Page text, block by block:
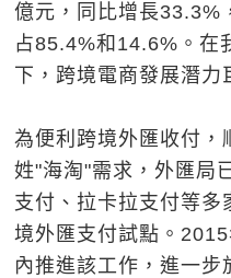
億元，同比增長33.3%
占85.4%和14.6%。在
下，跨境電商發展潛力
為便利跨境外匯收付，
姓"海淘"需求，外匯局
支付、拉卡拉支付等多
境外匯支付試點。
內推進該工作，進一步